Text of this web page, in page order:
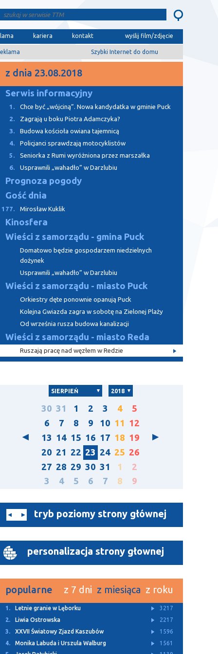
kariera kontakt wyślij film/zdjęcie
Szybki Internet do domu
z dnia 23.08.2018
Serwis informacyjny
1.
Chce być „wójciną”. Nowa kandydatka w gminie Puck
2.
Zagrają u boku Piotra Adamczyka?
3.
Budowa kościoła owiana tajemnicą
4.
Policjanci sprawdzają motocyklistów
5.
Seniorka z Rumi wyróżniona przez marszałka
6.
Usprawnili „wahadło” w Darzlubiu
Prognoza pogody
Gość dnia
177. Mirosław Kuklik
Kinosfera
Wieści z samorządu - gmina Puck
Domatowo będzie gospodarzem niedzielnych
dożynek
Usprawnili „wahadło” w Darzlubiu
Wieści z samorządu - miasto Puck
Orkiestry dęte ponownie opanują Puck
Kolejna Gwiazda zagra w sobotę na Zielonej Plaży
Od września rusza budowa kanalizacji
Wieści z samorządu - miasto Reda
Ruszają pracę nad węzłem w Redzie
SIERPIEŃ 2018
30 31 1 2 3 4
5
6
7 8 9 10 11 12
13 14 15 16 17 18 19
20 21 22 23 24 25 26
27 28 29 30 31 1
2
3
4 5 6 7 8 9
tryb poziomy strony głównej
personalizacja strony głownej
popularne z 7 dni z miesiąca z roku
1. Letnie granie w Lęborku
3217
2.
Liwia Ostrowska
2217
3.
XXVII Światowy Zjazd Kaszubów
1596
4.
Monika Labuda i Urszula Walburg
1561